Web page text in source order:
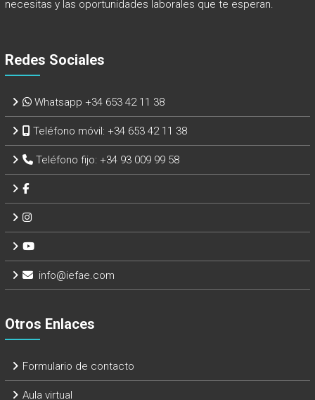
necesitas y las oportunidades laborales que te esperan.
Redes Sociales
Whatsapp +34 653 42 11 38
Teléfono móvil: +34 653 42 11 38
Teléfono fijo: +34 93 009 99 58
info@iefae.com
Otros Enlaces
Formulario de contacto
Aula virtual